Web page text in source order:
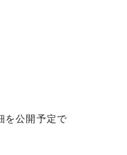
を公開予定で